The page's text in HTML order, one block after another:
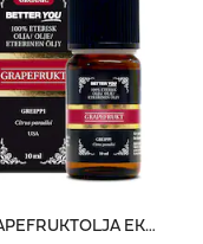
GRAPEFRUKTOLJA EKO - ETERISK